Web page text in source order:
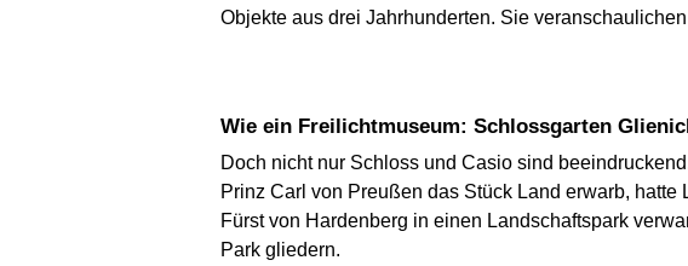
Objekte aus drei Jahrhunderten. Sie
Wie ein Freilichtmuseum: Schlossgarten
Doch nicht nur Schloss und Casio sind
Prinz Carl von Preußen das Stück Land erwarb,
Fürst von Hardenberg in einen Landschaftspark
Park gliedern.